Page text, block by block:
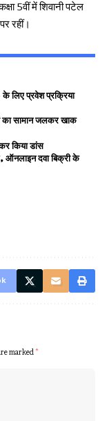
5वीं में शिवानी पटेल
रहीं।
लिए प्रवेश प्रक्रिया
का सामान जलकर खाक
किया डांस
दवा बिक्री के
marked*